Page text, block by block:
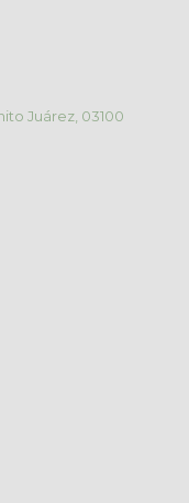
Juárez, 03100